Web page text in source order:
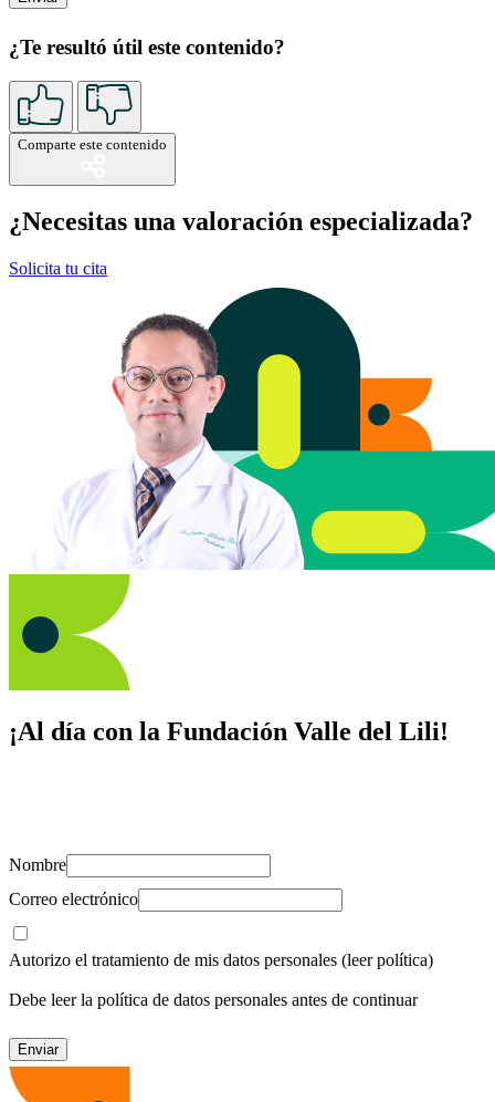
¿Te resultó útil este contenido?
Comparte este contenido
¿Necesitas una valoración especializada?
Solicita tu cita
¡Al día con la Fundación Valle del Lili!
Nombre
Correo electrónico
Autorizo el tratamiento de mis datos personales (leer política)
Debe leer la política de datos personales antes de continuar